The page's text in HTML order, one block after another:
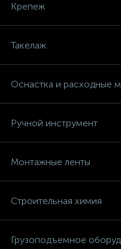
Крепеж
Такелаж
Оснастка и расходные
Ручной инструмент
Монтажные ленты
Строительная химия
Грузоподъемное